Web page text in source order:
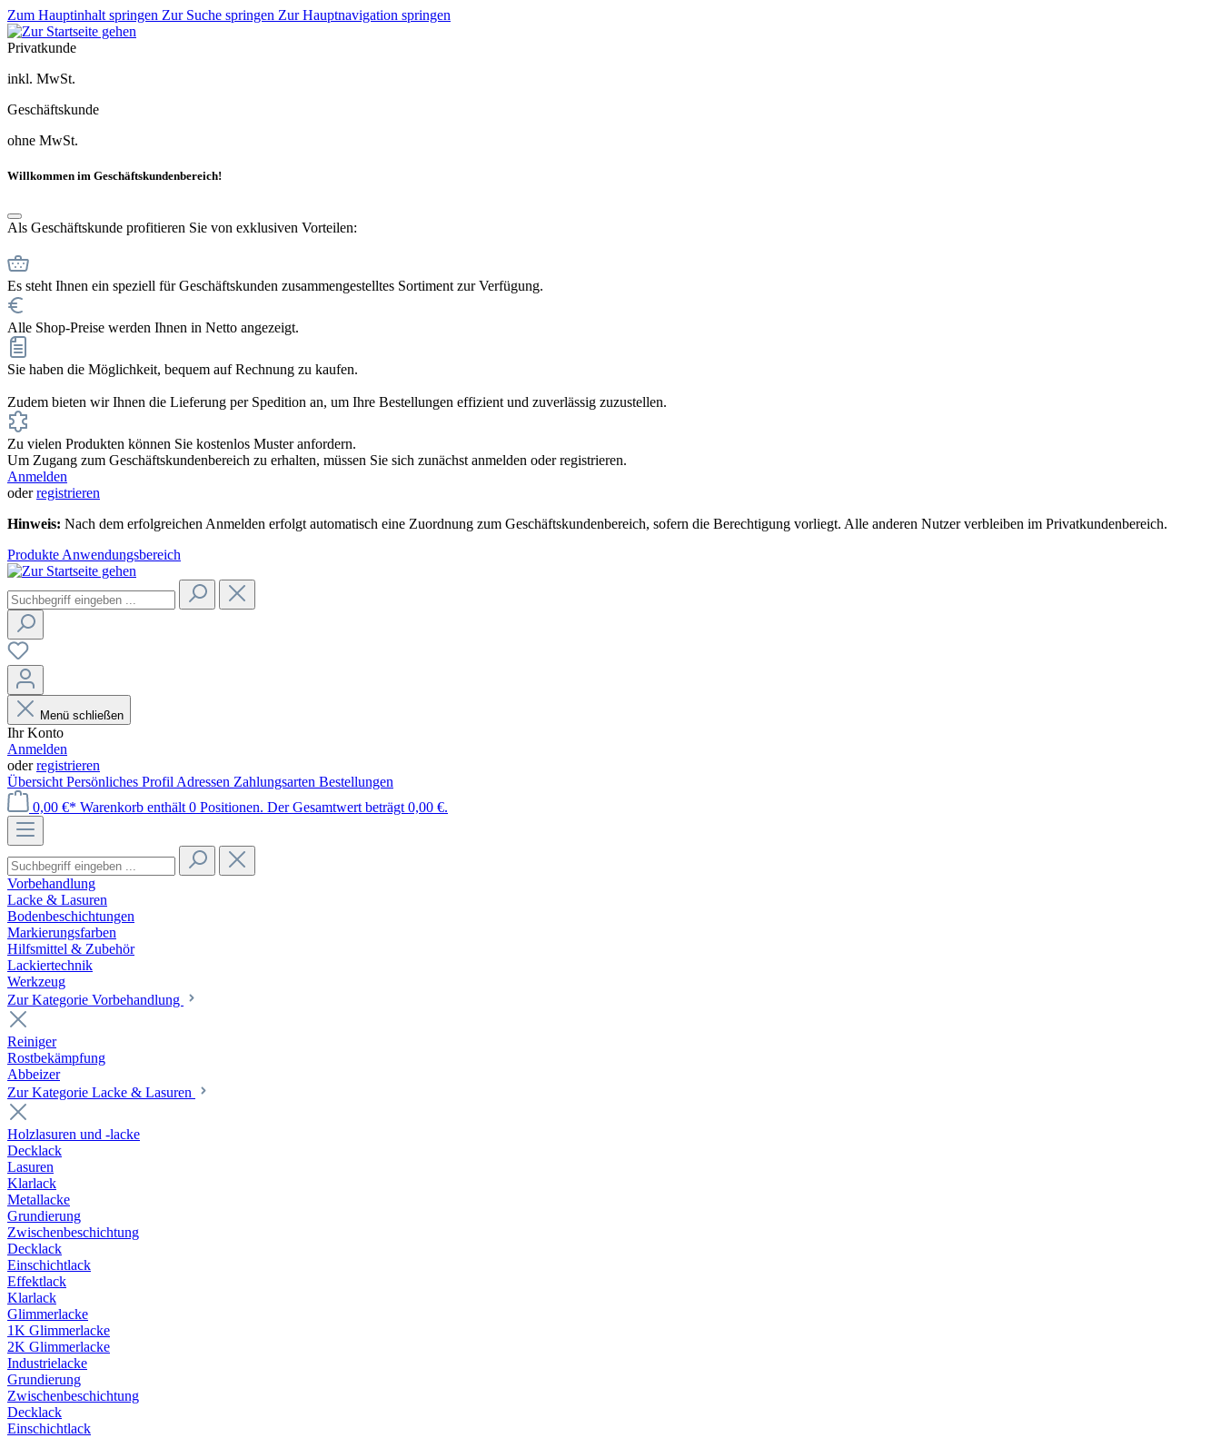
Zum Hauptinhalt springen Zur Suche springen Zur Hauptnavigation springen
Privatkunde
inkl. MwSt.
Geschäftskunde
ohne MwSt.
Willkommen im Geschäftskundenbereich!
Als Geschäftskunde profitieren Sie von exklusiven Vorteilen:
Es steht Ihnen ein speziell für Geschäftskunden zusammengestelltes Sortiment zur Verfügung.
Alle Shop-Preise werden Ihnen in Netto angezeigt.
Sie haben die Möglichkeit, bequem auf Rechnung zu kaufen.
Zudem bieten wir Ihnen die Lieferung per Spedition an, um Ihre Bestellungen effizient und zuverlässig zuzustellen.
Zu vielen Produkten können Sie kostenlos Muster anfordern.
Um Zugang zum Geschäftskundenbereich zu erhalten, müssen Sie sich zunächst anmelden oder registrieren.
Anmelden
oderregistrieren
Hinweis: Nach dem erfolgreichen Anmelden erfolgt automatisch eine Zuordnung zum Geschäftskundenbereich, sofern die Berechtigung vorliegt. Alle anderen Nutzer verbleiben im Privatkundenbereich.
Produkte Anwendungsbereich
Menü schließen
Ihr Konto
Anmelden
oderregistrieren
Übersicht Persönliches Profil Adressen Zahlungsarten Bestellungen
0,00 €* Warenkorb enthält 0 Positionen. Der Gesamtwert beträgt 0,00 €.
Vorbehandlung
Lacke & Lasuren
Bodenbeschichtungen
Markierungsfarben
Hilfsmittel & Zubehör
Lackiertechnik
Werkzeug
Zur Kategorie Vorbehandlung
Reiniger
Rostbekämpfung
Abbeizer
Zur Kategorie Lacke & Lasuren
Holzlasuren und -lacke
Decklack
Lasuren
Klarlack
Metallacke
Grundierung
Zwischenbeschichtung
Decklack
Einschichtlack
Effektlack
Klarlack
Glimmerlacke
1K Glimmerlacke
2K Glimmerlacke
Industrielacke
Grundierung
Zwischenbeschichtung
Decklack
Einschichtlack